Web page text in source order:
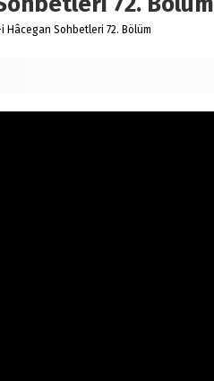
Hâcegan Sohbetleri 72. Bölüm